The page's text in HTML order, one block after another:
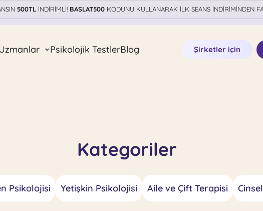
500TLİNDİRİMLİ! BASLAT500KODUNU KULLANARAK İLK SEANS İNDİRİMİNDEN
Psikolojik TestlerBlog Şirketler için
Kategoriler
Psikolojisi Yetişkin Psikolojisi Aile ve Çift Terapisi